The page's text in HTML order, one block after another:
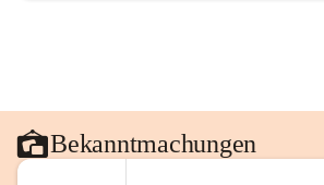
Bekanntmachungen